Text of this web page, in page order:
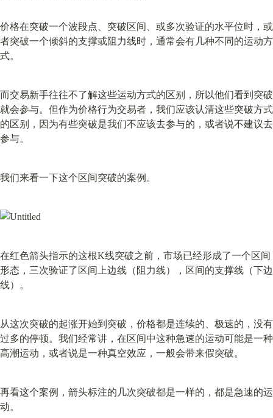
价格在突破一个波段点、突破区间、或多次验证的水平位时，或
者突破一个倾斜的支撑或阻力线时，通常会有几种不同的运动方
式。
而交易新手往往不了解这些运动方式的区别，所以他们看到突破
就会参与。但作为价格行为交易者，我们应该认清这些突破方式
的区别，因为有些突破是我们不应该去参与的，或者说不建议去
参与。
我们来看一下这个区间突破的案例。
在红色箭头指示的这根K线突破之前，市场已经形成了一个区间
形态，三次验证了区间上边线（阻力线），区间的支撑线（下边
线）。
从这次突破的起涨开始到突破，价格都是连续的、极速的，没有
过多的停顿。我们经常讲，在区间中这种急速的运动可能是一种
高潮运动，或者说是一种真空效应，一般会带来假突破。
再看这个案例，箭头标注的几次突破都是一样的，都是急速的运
动。